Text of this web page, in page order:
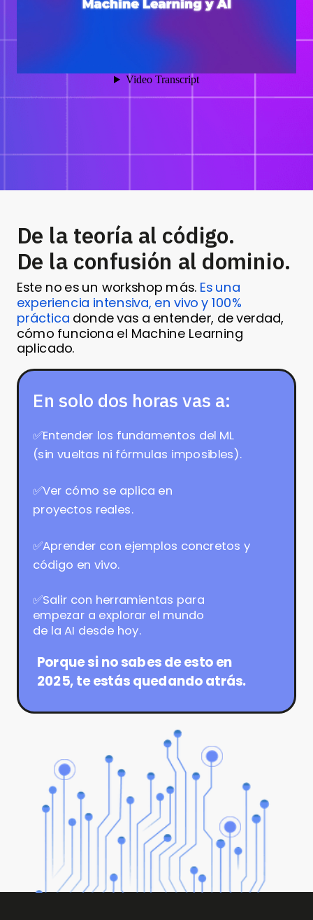
De la teoría al código.
De la confusión al dominio.
Este no es un workshop más. Es una
experiencia intensiva, en vivo y 100%
práctica donde vas a entender, de verdad,
cómo funciona el Machine Learning
aplicado.
En solo dos horas vas a:
✅Entender los fundamentos del ML
(sin vueltas ni fórmulas imposibles).
✅Ver cómo se aplica en
proyectos reales.
✅Aprender con ejemplos concretos y
código en vivo.
✅Salir con herramientas para
empezar a explorar el mundo
de la AI desde hoy.
Porque si no sabes de esto en
2025, te estás quedando atrás.